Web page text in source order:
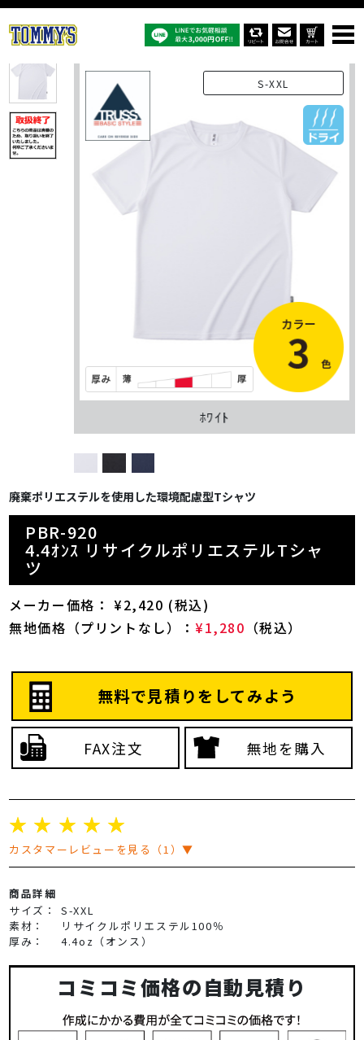
PBR-920：4.4ｵﾝｽ リサイクルポリエステルTシャツ
S-XXL
ﾎﾜｲﾄ
廃棄ポリエステルを使用した環境配慮型Tシャツ
PBR-920
4.4ｵﾝｽ リサイクルポリエステルTシャ
ツ
メーカー価格： ¥2,420 (税込)
無地価格（プリントなし）： ¥1,280 （税込）
無料で見積りをしてみよう
FAX注文 無地を購入
☆ ☆ ☆ ☆ ☆
カスタマーレビューを見る（1）▼
商品詳細
サイズ：
S-XXL
素材：
リサイクルポリエステル100％
厚み：
4.4oz（オンス）
コミコミ価格の自動見積り